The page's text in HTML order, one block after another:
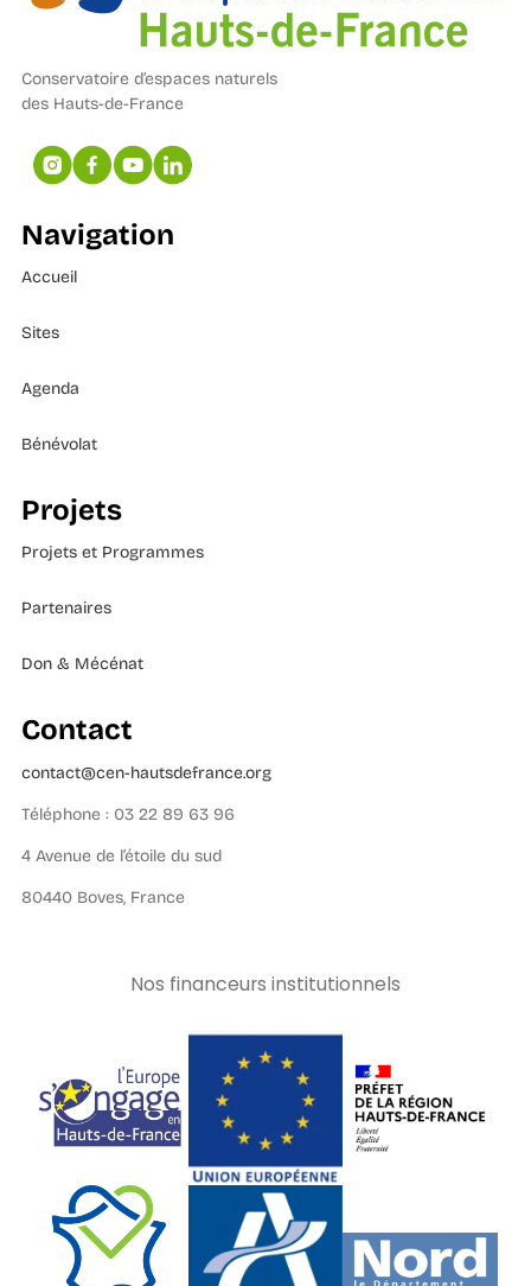
Conservatoire d’espaces naturels
des Hauts-de-France
Navigation
Accueil
Sites
Agenda
Bénévolat
Projets
Projets et Programmes
Partenaires
Don & Mécénat
Contact
contact@cen-hautsdefrance.org
Téléphone : 03 22 89 63 96
4 Avenue de l’étoile du sud
80440 Boves, France
Nos financeurs institutionnels